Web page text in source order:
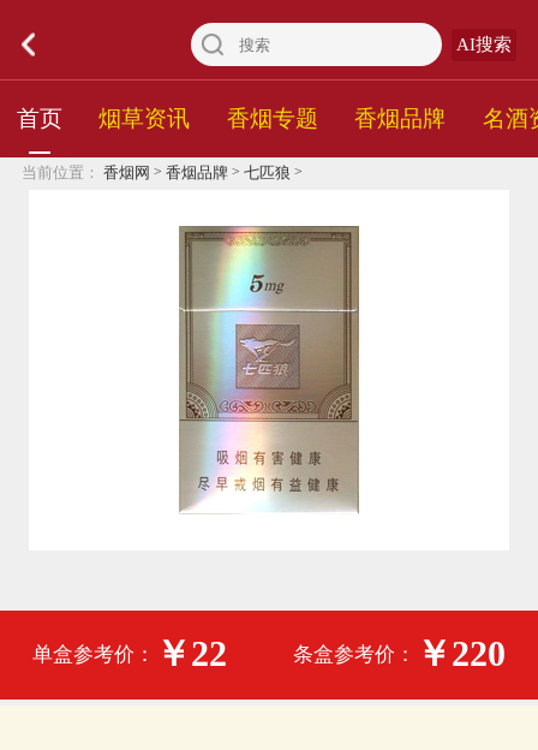
AI搜索
首页 烟草资讯 香烟专题 香烟品牌 名酒
当前位置： 香烟网 > 香烟品牌 > 七匹狼 >
单盒参考价： ￥22 条盒参考价： ￥220